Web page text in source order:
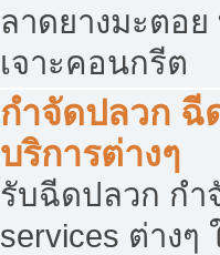
ลาดยางมะตอ
เจาะคอนกรีต
กำจัดปลวก ฉี
บริการต่างๆ
รับฉีดปลวก กำ
services ต่าง